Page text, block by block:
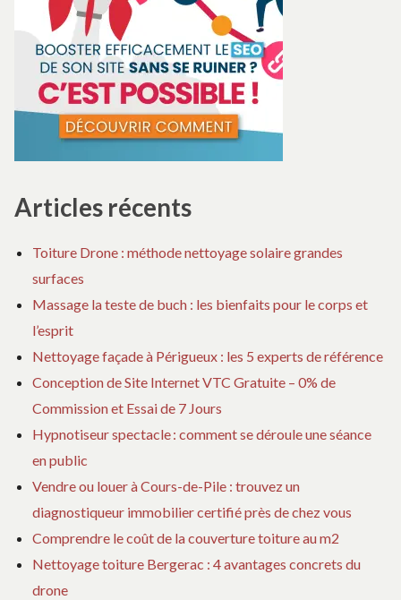
Articles récents
Toiture Drone : méthode nettoyage solaire grandes
surfaces
Massage la teste de buch : les bienfaits pour le corps et
l’esprit
Nettoyage façade à Périgueux : les 5 experts de référence
Conception de Site Internet VTC Gratuite – 0% de
Commission et Essai de 7 Jours
Hypnotiseur spectacle : comment se déroule une séance
en public
Vendre ou louer à Cours-de-Pile : trouvez un
diagnostiqueur immobilier certifié près de chez vous
Comprendre le coût de la couverture toiture au m2
Nettoyage toiture Bergerac : 4 avantages concrets du
drone